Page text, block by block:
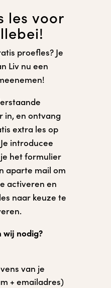
les voor
proefles? Je
Liv nu een
en ontvang
extra les op
introducee
het formulier
aparte mail om
activeren en
naar keuze te
wij nodig?
van je
+ emailadres)